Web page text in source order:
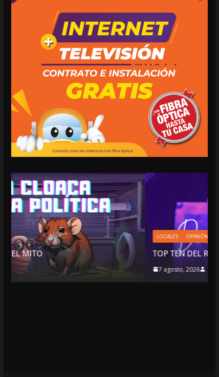
LOCALES OPINIÓN
TOP TEN DEL REPUDIO
7 agosto, 2026